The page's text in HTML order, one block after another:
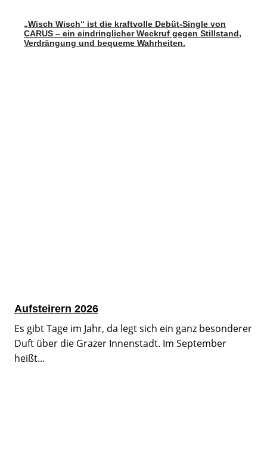
„Wisch Wisch“ ist die kraftvolle Debüt-Single von
CARUS – ein eindringlicher Weckruf gegen Stillstand,
Verdrängung und bequeme Wahrheiten.
Aufsteirern 2026
Es gibt Tage im Jahr, da legt sich ein ganz besonderer
Duft über die Grazer Innenstadt. Im September
heißt...